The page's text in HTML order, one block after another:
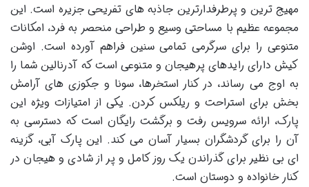
مهیج ترین و پرطرفدارترین جاذبه های تفریحی جزیره است. این
مجموعه عظیم با مساحتی وسیع و طراحی منحصر به فرد، امکانات
متنوعی را برای سرگرمی تمامی سنین فراهم آورده است. اوشن
کیش دارای رایدهای پرهیجان و متنوعی است که آدرنالین شما را
به اوج می رساند، در کنار استخرها، سونا و جکوزی های آرامش
بخش برای استراحت و ریلکس کردن. یکی از امتیازات ویژه این
پارک، ارائه سرویس رفت و برگشت رایگان است که دسترسی به
آن را برای گردشگران بسیار آسان می کند. این پارک آبی، گزینه
ای بی نظیر برای گذراندن یک روز کامل و پر از شادی و هیجان در
کنار خانواده و دوستان است.